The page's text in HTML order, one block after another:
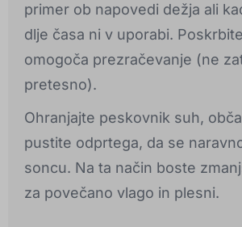
primer ob napovedi dežja ali
dlje časa ni v uporabi.
omogoča prezračevanje (ne
pretesno).
Ohranjajte peskovnik suh,
pustite odprtega, da se
soncu. Na ta način boste
za povečano vlago in plesni.